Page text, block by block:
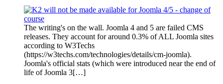
The writing's on the wall. Joomla 4 and 5 are failed CMS
releases. They account for around 0.3% of ALL Joomla sites
according to W3Techs
(https://w3techs.com/technologies/details/cm-joomla).
Joomla's official stats (which were introduced near the end of
life of Joomla 3[…]